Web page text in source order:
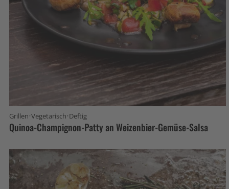
Grillen·Vegetarisch·Deftig
Quinoa-Champignon-Patty an Weizenbier-Gemüse-Salsa